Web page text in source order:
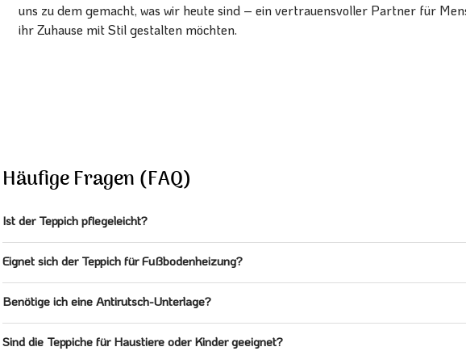
uns zu dem gemacht, was wir heute sind – ein vertrauensvoller Partner für
ihr Zuhause mit Stil gestalten möchten.
Häufige Fragen (FAQ)
Ist der Teppich pflegeleicht?
Eignet sich der Teppich für Fußbodenheizung?
Benötige ich eine Antirutsch-Unterlage?
Sind die Teppiche für Haustiere oder Kinder geeignet?